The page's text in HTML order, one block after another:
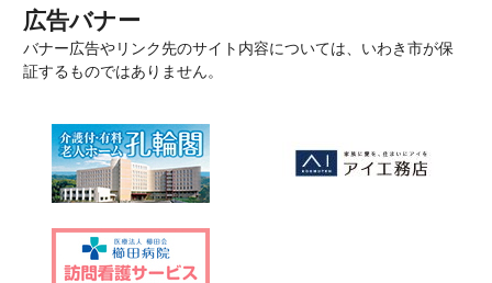
広告バナー
バナー広告やリンク先のサイト内容については、いわき市が保
証するものではありません。